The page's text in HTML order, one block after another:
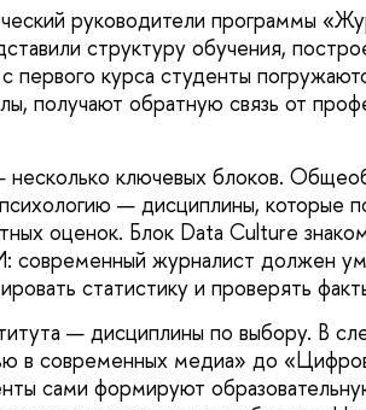
руководители программы
структуру обучения,
первого курса студенты
получают обратную связь от
ключевых блоков.
— дисциплины, которые
оценок. Блок Data Culture
современный журналист должен
статистику и проверять
— дисциплины по выбору. В
в современных медиа» до
сами формируют